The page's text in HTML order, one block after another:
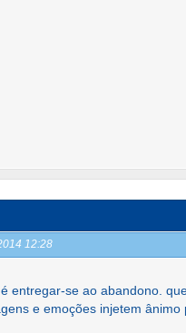
12:28
entregar-se ao abandono.
e emoções injetem ânimo